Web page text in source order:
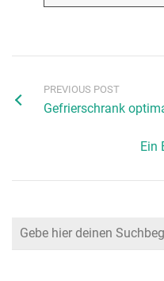
PREVIOUS POST
Gefrierschrank
Ein
Search